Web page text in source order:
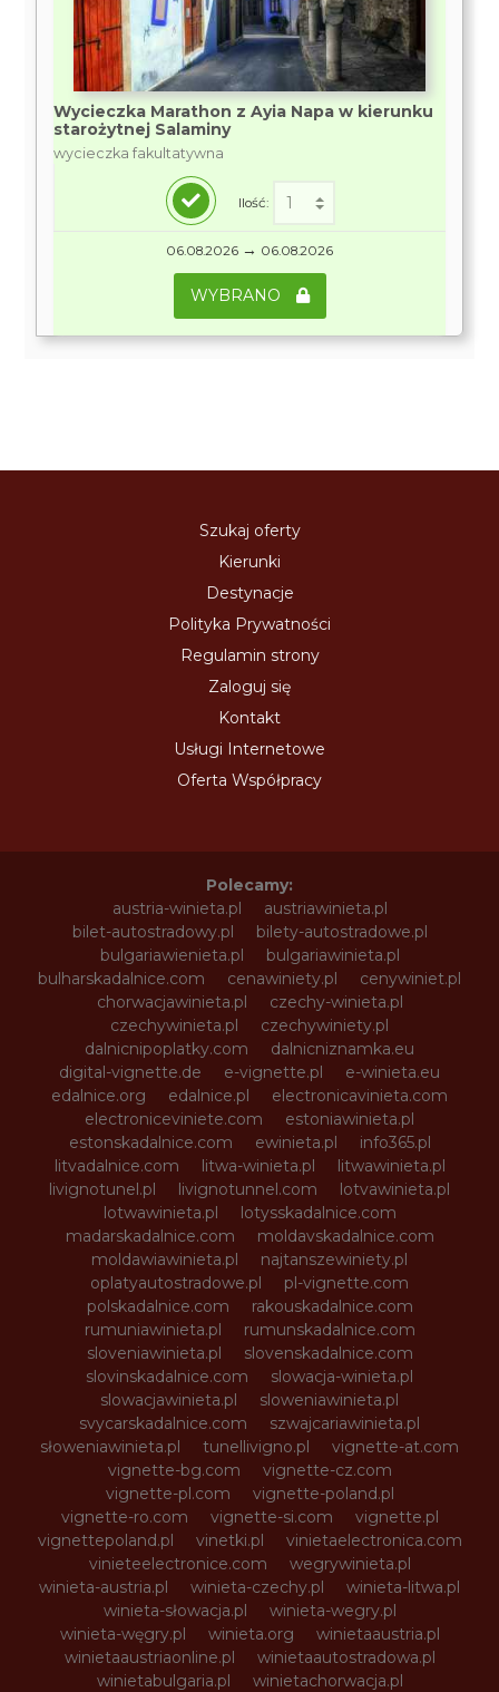
Wycieczka Marathon z Ayia Napa w kierunku
starożytnej Salaminy
wycieczka fakultatywna
Ilość:
06.08.2026 → 06.08.2026
WYBRANO
Szukaj oferty
Kierunki
Destynacje
Polityka Prywatności
Regulamin strony
Zaloguj się
Kontakt
Usługi Internetowe
Oferta Współpracy
Polecamy:
austria-winieta.pl
austriawinieta.pl
bilet-autostradowy.pl
bilety-autostradowe.pl
bulgariawienieta.pl
bulgariawinieta.pl
bulharskadalnice.com
cenawiniety.pl
cenywiniet.pl
chorwacjawinieta.pl
czechy-winieta.pl
czechywinieta.pl
czechywiniety.pl
dalnicnipoplatky.com
dalnicniznamka.eu
digital-vignette.de
e-vignette.pl
e-winieta.eu
edalnice.org
edalnice.pl
electronicavinieta.com
electroniceviniete.com
estoniawinieta.pl
estonskadalnice.com
ewinieta.pl
info365.pl
litvadalnice.com
litwa-winieta.pl
litwawinieta.pl
livignotunel.pl
livignotunnel.com
lotvawinieta.pl
lotwawinieta.pl
lotysskadalnice.com
madarskadalnice.com
moldavskadalnice.com
moldawiawinieta.pl
najtanszewiniety.pl
oplatyautostradowe.pl
pl-vignette.com
polskadalnice.com
rakouskadalnice.com
rumuniawinieta.pl
rumunskadalnice.com
sloveniawinieta.pl
slovenskadalnice.com
slovinskadalnice.com
slowacja-winieta.pl
slowacjawinieta.pl
sloweniawinieta.pl
svycarskadalnice.com
szwajcariawinieta.pl
słoweniawinieta.pl
tunellivigno.pl
vignette-at.com
vignette-bg.com
vignette-cz.com
vignette-pl.com
vignette-poland.pl
vignette-ro.com
vignette-si.com
vignette.pl
vignettepoland.pl
vinetki.pl
vinietaelectronica.com
vinieteelectronice.com
wegrywinieta.pl
winieta-austria.pl
winieta-czechy.pl
winieta-litwa.pl
winieta-słowacja.pl
winieta-wegry.pl
winieta-węgry.pl
winieta.org
winietaaustria.pl
winietaaustriaonline.pl
winietaautostradowa.pl
winietabulgaria.pl
winietachorwacja.pl